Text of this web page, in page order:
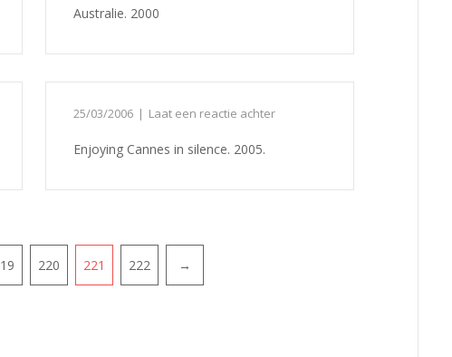
Australie. 2000
25/03/2006 Laat een reactie achter
Enjoying Cannes in silence. 2005.
220 221 222 →